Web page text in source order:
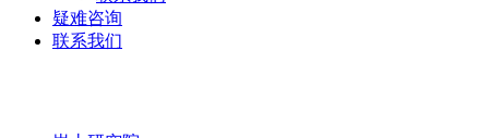
疑难咨询
联系我们